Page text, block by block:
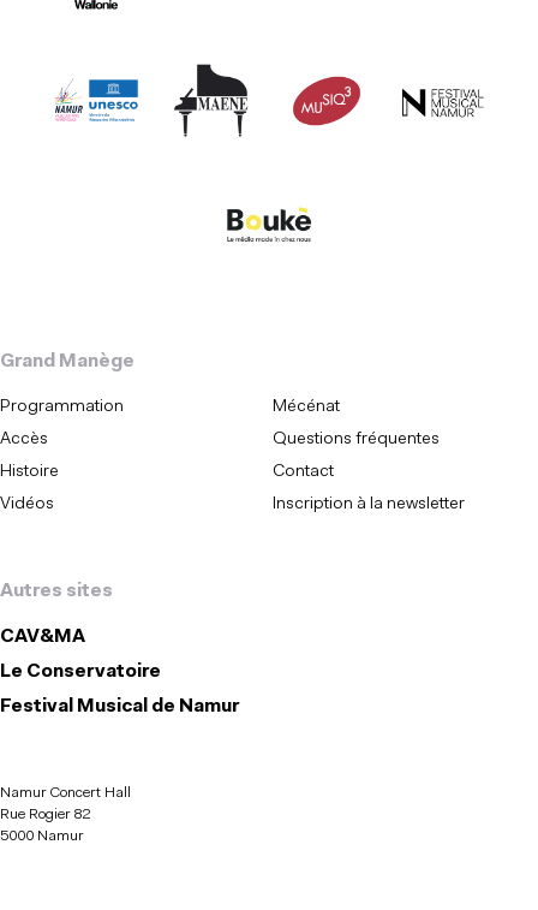
Autres sites
CAV&MA
Le Conservatoire
Festival Musical de Namur
Grand Manège
Programmation
Mécénat
Accès
Questions fréquentes
Histoire
Contact
Vidéos
Inscription à la newsletter
Namur Concert Hall
Rue Rogier 82
5000 Namur